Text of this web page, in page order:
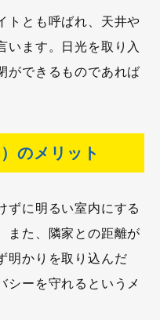
トとも呼ばれ、天井や
います。日光を取り入
ができるものであれば
のメリット
ずに明るい室内にする
また、隣家との距離が
明かりを取り込んだ
シーを守れるというメ